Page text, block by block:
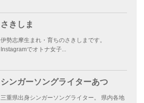
さきしま
伊勢志摩生まれ・育ちのさきしまです。
Instagramでオトナ女子...
シンガーソングライターあつ
三重県出身シンガーソングライター。 県内各地